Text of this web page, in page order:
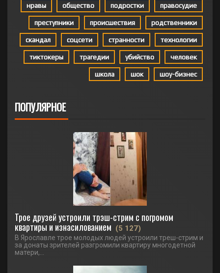
нравы общество подростки правосудие
преступники происшествия родственники
скандал соцсети странности технологии
тиктокеры трагедии убийство человек
школа шок шоу-бизнес
ПОПУЛЯРНОЕ
Трое друзей устроили трэш-стрим с погромом
квартиры и изнасилованием (5 127)
В Ярославле трое молодых людей устроили треш-стрим и
за донаты зрителей разгромили квартиру многодетной
матери,...